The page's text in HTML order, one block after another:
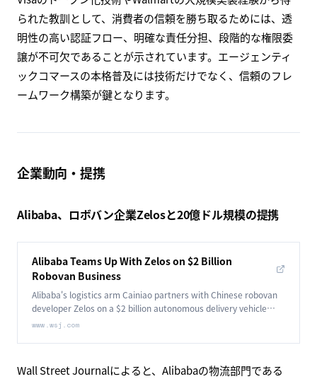
られた教訓として、消費者の信頼を勝ち取るためには、透
明性の高い認証フロー、明確な責任分担、段階的な権限委
譲が不可欠であることが示されています。エージェンティ
ックコマースの本格普及には技術だけでなく、信頼のフレ
ームワーク構築が鍵となります。
企業動向・提携
Alibaba、ロボバン企業Zelosと20億ドル規模の提携
Alibaba Teams Up With Zelos on $2 Billion
Robovan Business
Alibaba's logistics arm Cainiao partners with Chinese robovan
developer Zelos on a $2 billion autonomous delivery vehicle
business.
www.wsj.com
Wall Street Journalによると、Alibabaの物流部門である